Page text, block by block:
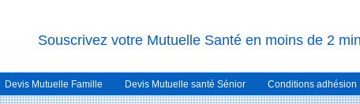
Souscrivez votre Mutuelle Santé en moins de 2
Devis Mutuelle Famille Devis Mutuelle santé Sénior Conditions adhésion